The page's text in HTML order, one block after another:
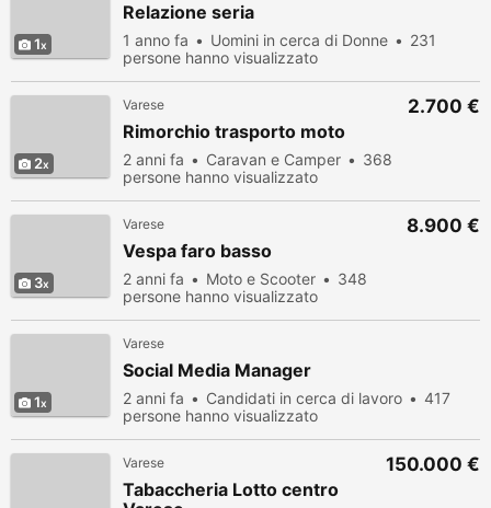
1
Relazione seria
1 anno fa Uomini in cerca di Donne
231
persone hanno visualizzato
2
Varese
Rimorchio trasporto moto
2 anni fa Caravan e Camper
368
persone hanno visualizzato
2.700 €
3
Varese
Vespa faro basso
2 anni fa Moto e Scooter
348
persone hanno visualizzato
8.900 €
1
Varese
Social Media Manager
2 anni fa Candidati in cerca di lavoro
417
persone hanno visualizzato
Varese
Tabaccheria Lotto centro
150.000 €